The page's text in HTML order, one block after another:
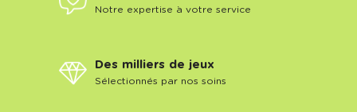
Notre expertise à votre service
Des milliers de jeux
Sélectionnés par nos soins